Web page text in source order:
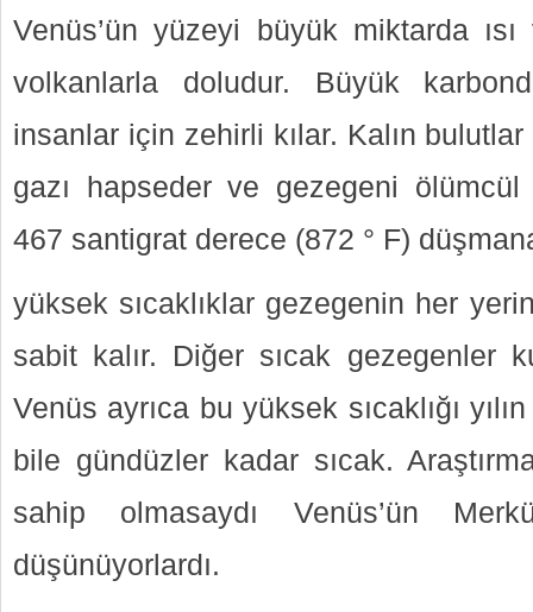
Venüs’ün yüzeyi büyük miktarda
volkanlarla doludur. Büyük
insanlar için zehirli kılar. Kalın bulutlar
gazı hapseder ve gezegeni ölümcül
467 santigrat derece (872 ° F)
yüksek sıcaklıklar gezegenin her
sabit kalır. Diğer sıcak gezegenler
Venüs ayrıca bu yüksek sıcaklığı
bile gündüzler kadar sıcak.
sahip olmasaydı Venüs’ün
düşünüyorlardı.